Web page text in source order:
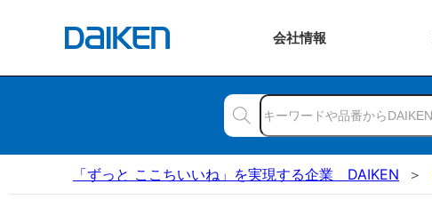
会社情報
「ずっと ここちいいね」を実現する企業 DAIKEN